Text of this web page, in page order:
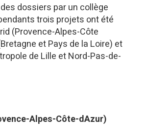
dossiers par un collège
trois projets ont été
(Provence-Alpes-Côte
et Pays de la Loire) et
de Lille et Nord-Pas-de-
Alpes-Côte-dAzur)